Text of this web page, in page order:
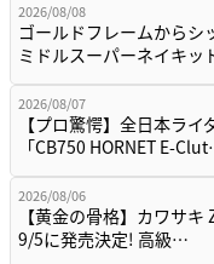
2026/08/08
ゴールドフレームからシ
ミドルスーパーネイキ
2026/08/07
【プロ驚愕】全日本ラ
「CB750 HORNET E-
2026/08/06
【黄金の骨格】カワサ
9/5に発売決定! 高級…